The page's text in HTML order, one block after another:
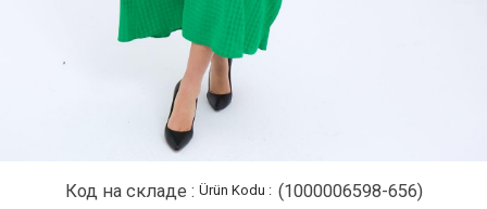
Код на складе (1000006598-656)